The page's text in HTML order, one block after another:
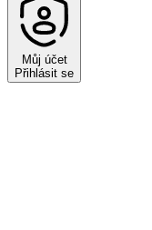
Můj účet
Přihlásit se